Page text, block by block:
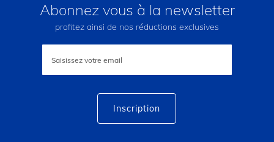
Abonnez vous à la newsletter
profitez ainsi de nos réductions exclusives
lettre
Inscription